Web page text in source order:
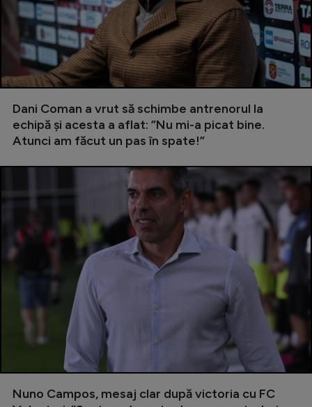
Dani Coman a vrut să schimbe antrenorul la
echipă și acesta a aflat: ”Nu mi-a picat bine.
Atunci am făcut un pas în spate!”
Nuno Campos, mesaj clar după victoria cu FC